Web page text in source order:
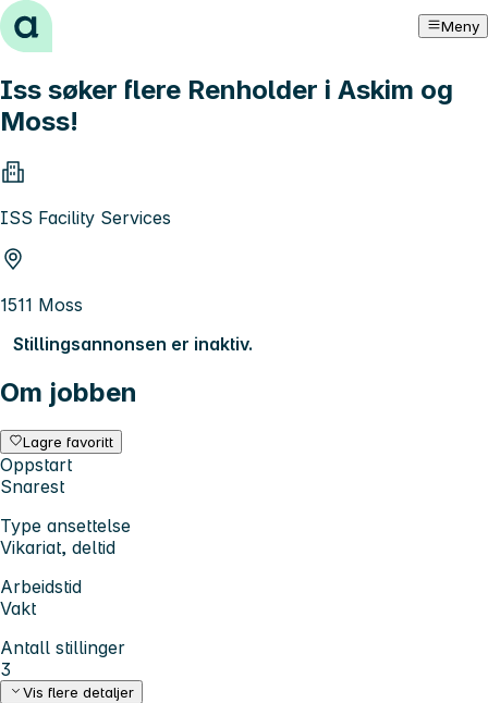
Hopp til innhold Meny
Iss søker flere Renholder i Askim og
Moss!
ISS Facility Services
1511 Moss
Stillingsannonsen er inaktiv.
Om jobben
Lagre favoritt
Oppstart
Snarest
Type ansettelse
Vikariat, deltid
Arbeidstid
Vakt
Antall stillinger
3
Vis flere detaljer